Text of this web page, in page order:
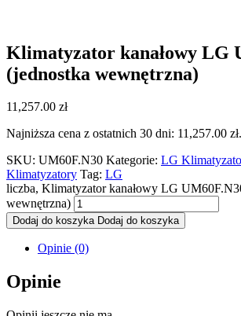
Klimatyzator kanałowy LG
(jednostka wewnętrzna)
11,257.00 zł
Najniższa cena z ostatnich 30 dni: 11,257.00 zł.
SKU: UM60F.N30 Kategorie: LG
Klimatyzatory Tag: LG
liczba, Klimatyzator kanałowy LG
wewnętrzna)
Dodaj do koszyka Dodaj do koszyka
Opinie (0)
Opinie